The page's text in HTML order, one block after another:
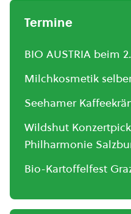
Termine
BIO AUSTRIA beim
Milchkosmetik
Seehamer
Wildshut
Philharmonie
Bio-Kartoffelfest